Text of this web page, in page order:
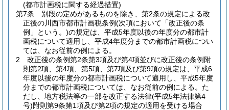
(都市計画税に関する経過措置)
第7条
別段の定めがあるものを除き、第2条の規定による改
正後の川西市都市計画税条例(次項において「改正後の条
例」という。)の規定は、平成5年度以後の年度分の都市計
画税について適用し、平成4年度分までの都市計画税につい
ては、なお従前の例による。
2
改正後の条例第2条第3項及び第4項並びに改正後の条例附
則第2項、第4項、第5項、第7項及び第9項の規定は、平成6
年度以後の年度分の都市計画税について適用し、平成5年度
分までの都市計画税については、なお従前の例による。 た
だし、地方税法等の一部を改正する法律(平成5年法律第4
号)附則第9条第1項及び第2項の規定の適用を受ける場合